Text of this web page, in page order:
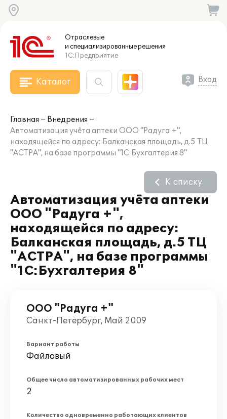
Отраслевые
и специализированныерешения
1С:Предприятие
Каталог Вход
Главная
Внедрения
Автоматизация учёта аптеки ООО "Радуга +",
находящейся по адресу: Балканская площадь, д.5 ТЦ
"АСТРА", на базе программы "1С:Бухгалтерия 8"
Автоматизация учёта аптеки
ООО "Радуга +",
находящейся по адресу:
Балканская площадь, д.5 ТЦ
"АСТРА", на базе программы
"1С:Бухгалтерия 8"
К списку
ООО "Радуга +"
Санкт-Петербург, Май 2009
Вариант работы
Файловый
Общее число автоматизированных рабочих мест
2
Количество одновременно работающих клиентов